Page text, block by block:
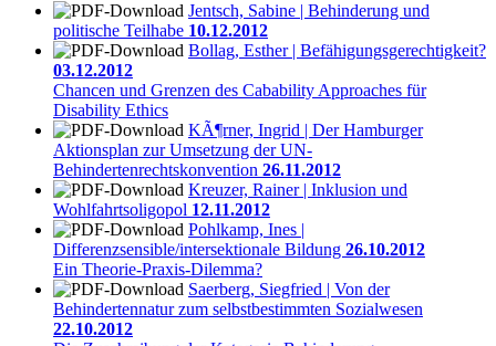
Jentsch, Sabine | Behinderung und
politische Teilhabe 10.12.2012
Bollag, Esther | Befähigungsgerechtigkeit?
03.12.2012
Chancen und Grenzen des Cabability Approaches für
Disability Ethics
KÃ¶rner, Ingrid | Der Hamburger
Aktionsplan zur Umsetzung der UN-
Behindertenrechtskonvention 26.11.2012
Kreuzer, Rainer | Inklusion und
Wohlfahrtsoligopol 12.11.2012
Pohlkamp, Ines |
Differenzsensible/intersektionale Bildung 26.10.2012
Ein Theorie-Praxis-Dilemma?
Saerberg, Siegfried | Von der
Behindertennatur zum selbstbestimmten Sozialwesen
22.10.2012